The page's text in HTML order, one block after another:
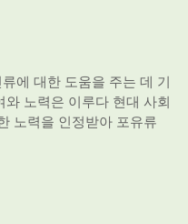
에 대한 도움을 주는 데 기
노력은 이루다 현대 사회
노력을 인정받아 포유류